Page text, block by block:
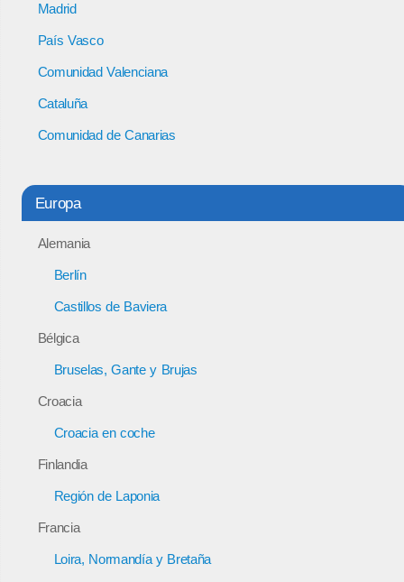
Madrid
País Vasco
Comunidad Valenciana
Cataluña
Comunidad de Canarias
Europa
Alemania
Berlín
Castillos de Baviera
Bélgica
Bruselas, Gante y Brujas
Croacia
Croacia en coche
Finlandia
Región de Laponia
Francia
Loira, Normandía y Bretaña